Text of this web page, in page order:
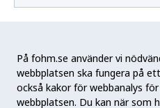
På fohm.se använder vi
webbplatsen ska fungera på
också kakor för webbanalys
webbplatsen. Du kan när som
N